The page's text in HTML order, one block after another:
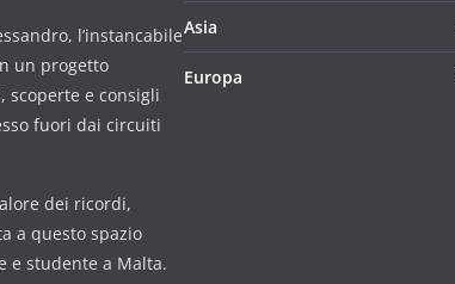
l’instancabile
un progetto
scoperte e consigli
fuori dai circuiti
dei ricordi,
a questo spazio
e studente a Malta.
Asia
Europa